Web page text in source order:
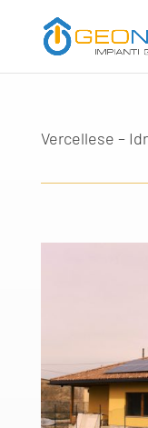
Vercellese –